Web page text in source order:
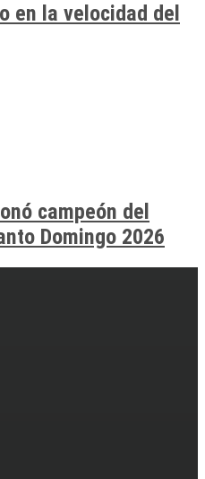
en la velocidad del
campeón del
Domingo 2026